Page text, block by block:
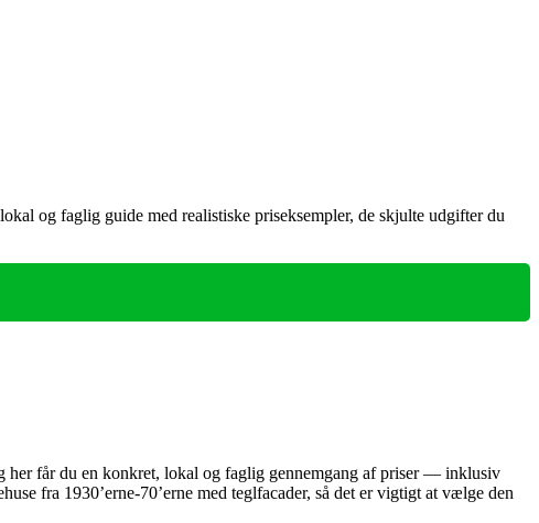
og faglig guide med realistiske priseksempler, de skjulte udgifter du
her får du en konkret, lokal og faglig gennemgang af priser — inklusiv
fra 1930’erne‑70’erne med teglfacader, så det er vigtigt at vælge den